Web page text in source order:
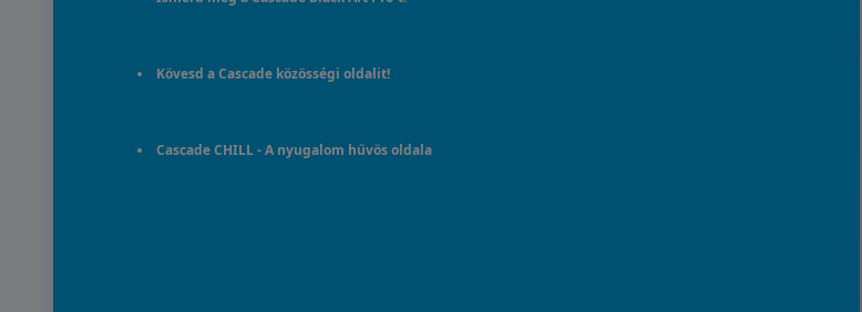
Kövesd a Cascade közösségi oldalit!
Cascade CHILL - A nyugalom hűvös oldala